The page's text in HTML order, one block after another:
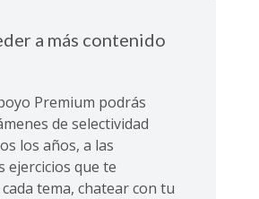
a más contenido
Premium podrás
de selectividad
los años, a las
ejercicios que te
tema, chatear con tu